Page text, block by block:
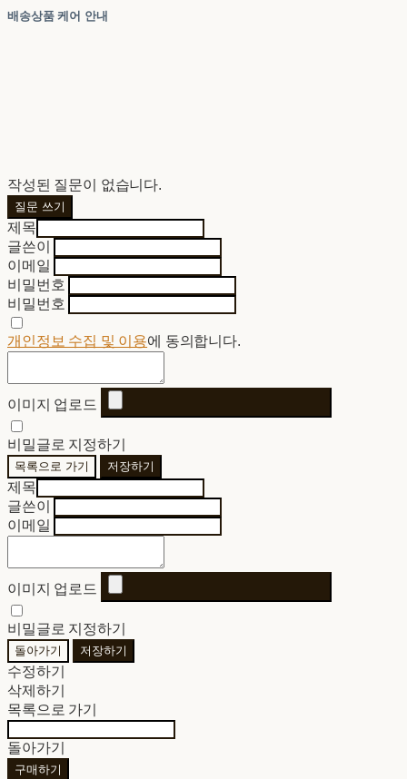
배송상품 케어 안내
작성된 질문이 없습니다.
질문 쓰기
제목
글쓴이
이메일
비밀번호
비밀번호
개인정보 수집 및 이용에 동의합니다.
이미지 업로드
비밀글로 지정하기
목록으로 가기 저장하기
제목
글쓴이
이메일
이미지 업로드
비밀글로 지정하기
돌아가기 저장하기
수정하기
삭제하기
목록으로 가기
돌아가기
구매하기